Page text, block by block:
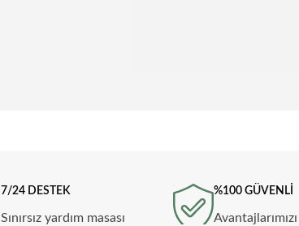
7/24 DESTEK
Sınırsız yardım masası
%100 GÜVENLİ